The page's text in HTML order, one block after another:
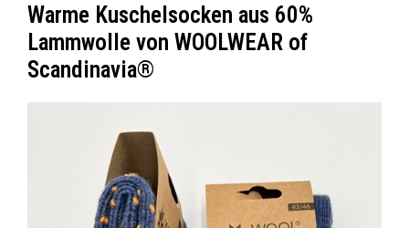
Warme Kuschelsocken aus 60%
Lammwolle von WOOLWEAR of
Scandinavia®